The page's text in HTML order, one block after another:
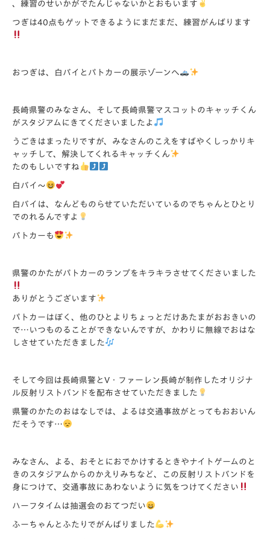
、練習のせいかがでたんじゃないかとおもいます
つぎは40点もゲットできるようにまだまだ、練習がんばります
おつぎは、白バイとパトカーの展示ゾーンへ
長崎県警のみなさん、 そして長崎県警マスコットのキャッチくん
がスタジアムにきてくだ さいましたよ
うごきはまったりですが、 みなさんのこえをすばやくしっかりキ
ャッチして、 解決してくれるキャッチくん
たのもしいですね
白バイ～
白バイは、 なんどものらせていただいているのでちゃんとひとり
でのれるんですよ
パトカーも
県警のかたがパトカーのランプをキラキラさせてくださいました
ありがとうございます
パトカーはぼく、 他のひとよりちょっとだけあたまがおおきいの
で… いつものることができないんですが、
かわりに無線でおはな
しさせていただきました
そして今回は長崎県警とV・ ファーレン長崎が制作したオリジナ
ル反射リストバンドを配布させていただきました
県警のかたのおはなしでは、
よるは交通事故がとってもおおいん
だそうです…
みなさん、よる、
おそとにおでかけするときやナイトゲームのと
きのスタジアムから のかえりみちなど、この反射リストバンドを
身につけて、 交通事故にあわないように気をつけてください
ハーフタイムは抽選会のおてつだい
ふーちゃんとふたりでがんばりました